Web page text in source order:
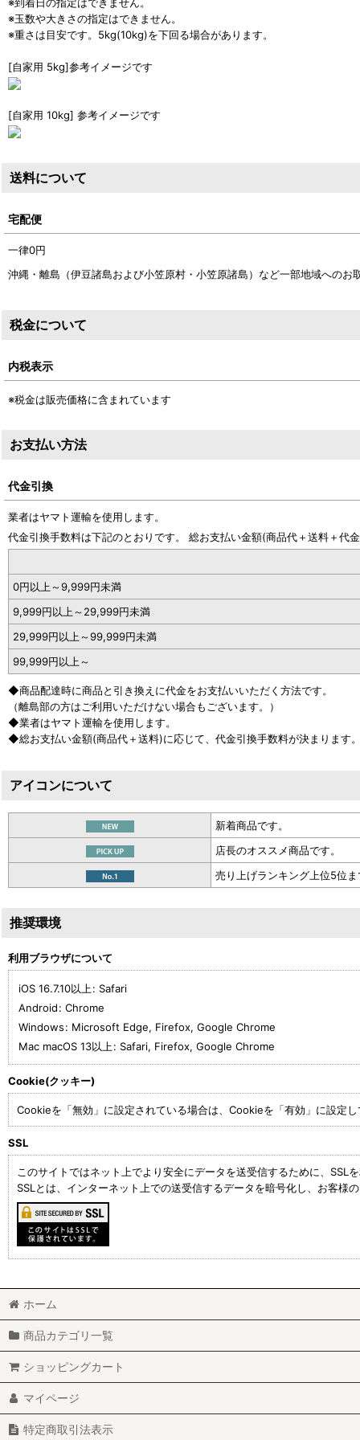
※玉数や大きさの指定はできません。
※重さは目安です。5kg(10kg)を下回る場合があります。
[自家用 5kg]参考イメージです
[自家用 10kg] 参考イメージです
送料について
宅配便
一律0円
沖縄・離島（伊豆諸島および小笠原村・小笠原諸島）など一部地域へのお
税金について
内税表示
※税金は販売価格に含まれています
お支払い方法
代金引換
業者はヤマト運輸を使用します。
代金引換手数料は下記のとおりです。 総お支払い金額(商品代＋送料＋代
0円以上～9,999円未満
9,999円以上～29,999円未満
29,999円以上～99,999円未満
99,999円以上～
◆商品配達時に商品と引き換えに代金をお支払いいただく方法です。
（離島部の方はご利用いただけない場合もございます。）
◆業者はヤマト運輸を使用します。
◆総お支払い金額(商品代＋送料)に応じて、代金引換手数料が決まります。
アイコンについて
新着商品です。
店長のオススメ商品です。
売り上げランキング上位5位ま
推奨環境
利用ブラウザについて
iOS 16.7.10以上: Safari
Android: Chrome
Windows: Microsoft Edge, Firefox, Google Chrome
Mac macOS 13以上: Safari, Firefox, Google Chrome
Cookie(クッキー)
Cookieを「無効」に設定されている場合は、Cookieを「有効」に設定し
SSL
このサイトではネット上でより安全にデータを送受信するために、SSLを
SSLとは、インターネット上での送受信するデータを暗号化し、お客様
ホーム
商品カテゴリ一覧
ショッピングカート
マイページ
特定商取引法表示